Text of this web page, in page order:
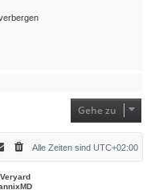
Gehe zu
Alle Zeiten sind UTC+02:00